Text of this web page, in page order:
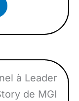
à Leader
de MGI